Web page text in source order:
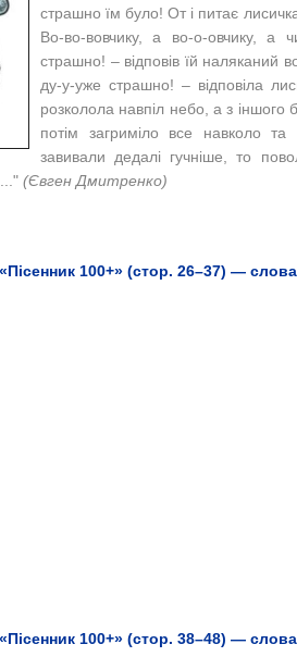
страшно їм було! От і питає
Во-во-вовчику, а во-о-овчику,
страшно! – відповів їй наляканий
ду-у-уже страшно! – відповіла
розколола навпіл небо, а з
потім загриміло все навколо та
завивали дедалі гучніше, то
(Євген Дмитренко)
100+» (стор. 26–37) —
100+» (стор. 38–48) —